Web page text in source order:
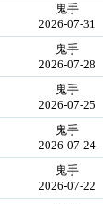
鬼手
2026-07-31
鬼手
2026-07-28
鬼手
2026-07-25
鬼手
2026-07-24
鬼手
2026-07-22